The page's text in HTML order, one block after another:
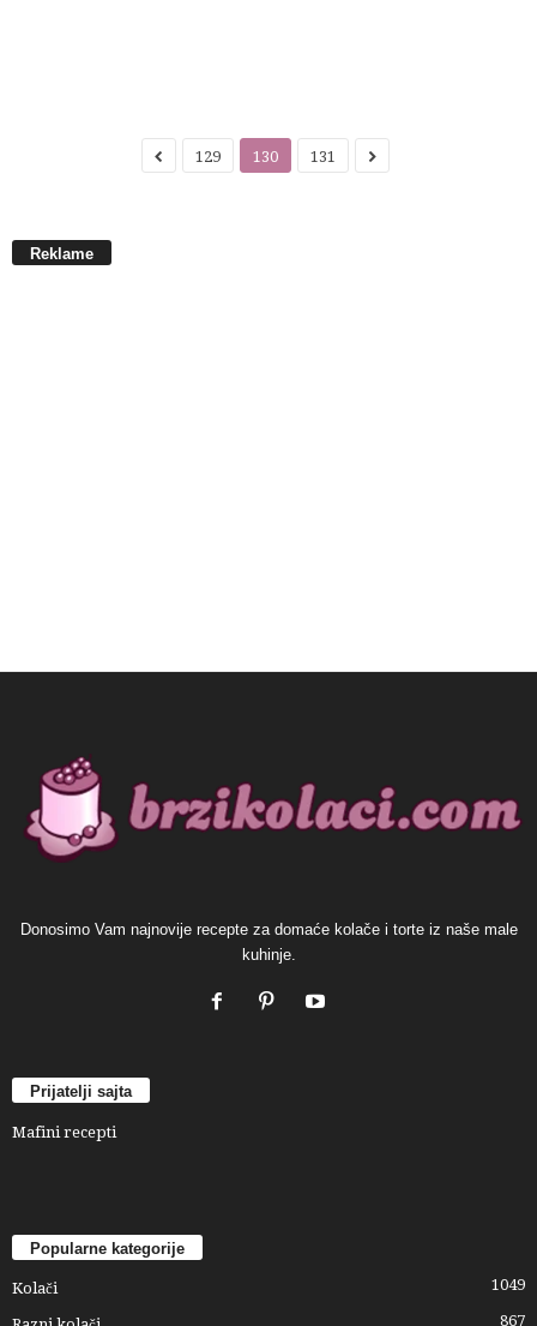
129 130 131
Reklame
Donosimo Vam najnovije recepte za domaće kolače i torte iz naše male
kuhinje.
Prijatelji sajta
Mafini recepti
Popularne kategorije
Kolači 1049
867